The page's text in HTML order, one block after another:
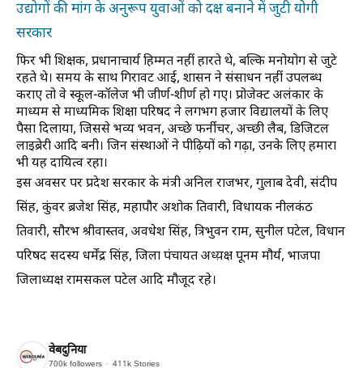
उद्योगों की मांग के अनुरूप युवाओं को दक्ष बनाने में जुटी योगी
सरकार
फिर भी शिक्षक, प्रधानाचार्य हिम्मत नहीं हारते थे, बल्कि मनोयोग से जुटे
रहते थे। समय के साथ गिरावट आई, शासन ने संसाधन नहीं उपलब्ध
कराए तो वे स्कूल-कॉलेज भी जीर्ण-शीर्ण हो गए। प्रोजेक्ट अलंकार के
माध्यम से माध्यमिक शिक्षा परिषद ने लगभग हजार विद्यालयों के लिए
पैसा दिलाया, जिससे भव्य भवन, अच्छे फर्नीचर, अच्छी लैब, डिजिटल
लाइब्रेरी आदि बनी। जिन संस्थाओं ने पीढ़ियों को गढ़ा, उनके लिए हमारा
भी यह दायित्व रहा।
इस अवसर पर प्रदेश सरकार के मंत्री अनिल राजभर, गुलाब देवी, संदीप
सिंह, कुंवर ब्रजेश सिंह, महापौर अशोक तिवारी, विधायक नीलकंठ
तिवारी, सौरभ श्रीवास्तव, अवधेश सिंह, त्रिभुवन राम, सुनील पटेल, विधान
परिषद सदस्य धर्मेंद्र सिंह, जिला पंचायत अध्य़क्ष पूनम मौर्य, भाजपा
जिलाध्यक्ष रामसकल पटेल आदि मौजूद रहे।
वेबदुनिया
700k followers 411k Stories